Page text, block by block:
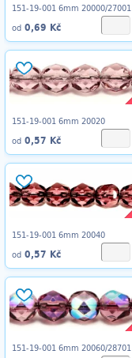
151-19-001 6mm 20000/27001
od 0,69 Kč
151-19-001 6mm 20020
od 0,57 Kč
151-19-001 6mm 20040
od 0,57 Kč
151-19-001 6mm 20060/28701